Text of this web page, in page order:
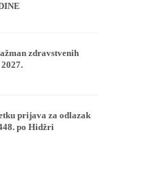
zdravstvenih
prijava za odlazak
po Hidžri